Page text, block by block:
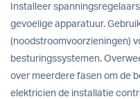
Installeer
gevoelige apparatuur.
(noodstroomvoorzieningen)
besturingssystemen.
over meerdere fasen om de
elektricien de installatie